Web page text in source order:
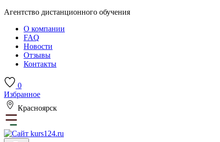
Агентство дистанционного обучения
О компании
FAQ
Новости
Отзывы
Контакты
0
Избранное
Красноярск